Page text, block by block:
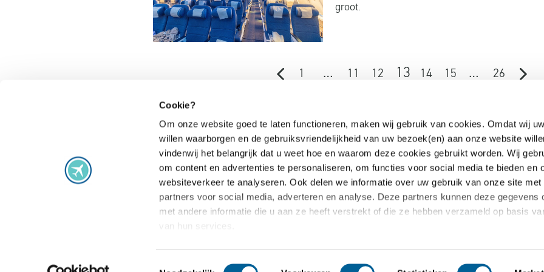
Cookie?
Om onze website goed te laten functioneren, maken wij gebruik van cookies. Omdat wij
willen waarborgen en de gebruiksvriendelijkheid van uw bezoek(en) aan onze website
vindenwij het belangrijk dat u weet hoe en waarom deze cookies gebruikt worden. Wij
om content en advertenties te personaliseren, om functies voor social media te bieden en
websiteverkeer te analyseren. Ook delen we informatie over uw gebruik van onze site met
partners voor social media, adverteren en analyse. Deze partners kunnen deze gegevens
met andere informatie die u aan ze heeft verstrekt of die ze hebben verzameld op basis
van hun services.
Toestemmingsselectie
groot.
1 … 11 12 13 14 15 … 26
Vluchtproblemen
Vlucht vertraagd
Staking
Extra gemaakte kosten
Vlucht overboekt
EUclaim
Samenwerken
Nieuws